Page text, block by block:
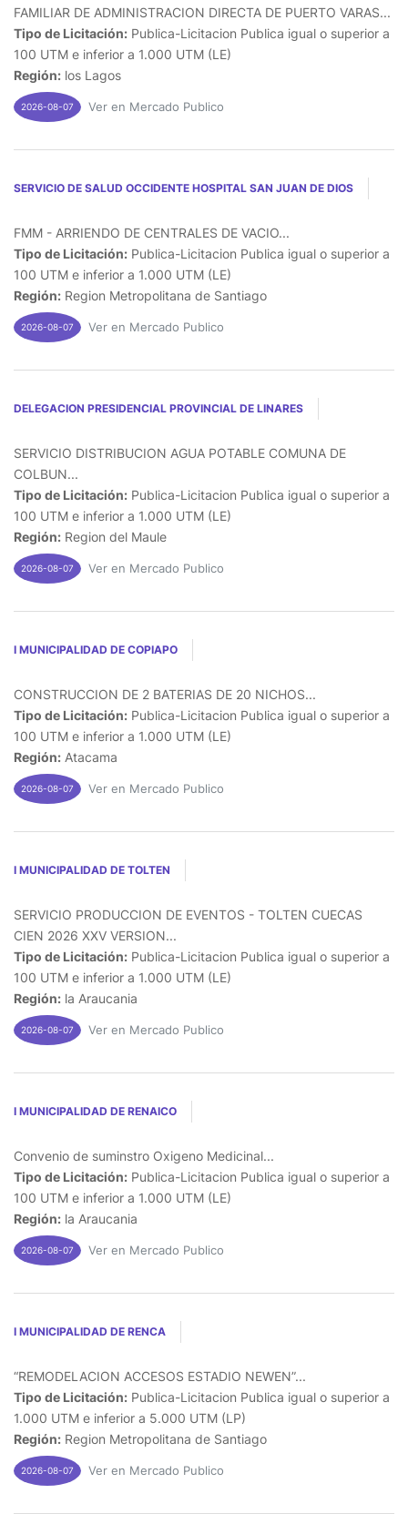
FAMILIAR DE ADMINISTRACION DIRECTA DE PUERTO VARAS...
Tipo de Licitación: Publica-Licitacion Publica igual o superior a
100 UTM e inferior a 1.000 UTM (LE)
Región: los Lagos
2026-08-07 Ver en Mercado Publico
SERVICIO DE SALUD OCCIDENTE HOSPITAL SAN JUAN DE DIOS
FMM - ARRIENDO DE CENTRALES DE VACIO...
Tipo de Licitación: Publica-Licitacion Publica igual o superior a
100 UTM e inferior a 1.000 UTM (LE)
Región: Region Metropolitana de Santiago
2026-08-07 Ver en Mercado Publico
DELEGACION PRESIDENCIAL PROVINCIAL DE LINARES
SERVICIO DISTRIBUCION AGUA POTABLE COMUNA DE
COLBUN...
Tipo de Licitación: Publica-Licitacion Publica igual o superior a
100 UTM e inferior a 1.000 UTM (LE)
Región: Region del Maule
2026-08-07 Ver en Mercado Publico
I MUNICIPALIDAD DE COPIAPO
CONSTRUCCION DE 2 BATERIAS DE 20 NICHOS...
Tipo de Licitación: Publica-Licitacion Publica igual o superior a
100 UTM e inferior a 1.000 UTM (LE)
Región: Atacama
2026-08-07 Ver en Mercado Publico
I MUNICIPALIDAD DE TOLTEN
SERVICIO PRODUCCION DE EVENTOS - TOLTEN CUECAS
CIEN 2026 XXV VERSION...
Tipo de Licitación: Publica-Licitacion Publica igual o superior a
100 UTM e inferior a 1.000 UTM (LE)
Región: la Araucania
2026-08-07 Ver en Mercado Publico
I MUNICIPALIDAD DE RENAICO
Convenio de suminstro Oxigeno Medicinal...
Tipo de Licitación: Publica-Licitacion Publica igual o superior a
100 UTM e inferior a 1.000 UTM (LE)
Región: la Araucania
2026-08-07 Ver en Mercado Publico
I MUNICIPALIDAD DE RENCA
“REMODELACION ACCESOS ESTADIO NEWEN”...
Tipo de Licitación: Publica-Licitacion Publica igual o superior a
1.000 UTM e inferior a 5.000 UTM (LP)
Región: Region Metropolitana de Santiago
2026-08-07 Ver en Mercado Publico